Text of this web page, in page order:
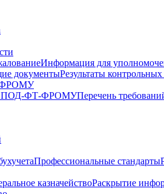
Информация для
документыРезультаты
ФРОМУ
ПОД-ФТ-ФРОМУПеречень
Профессиональные стандарты
казначействоРаскрытие